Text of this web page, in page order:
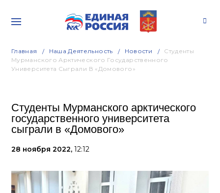
Главная Наша Деятельность Новости
Студенты
Мурманского Арктического Государственного
Университета Сыграли В «Домового»
Студенты Мурманского арктического
государственного университета
сыграли в «Домового»
28 ноября 2022, 12:12